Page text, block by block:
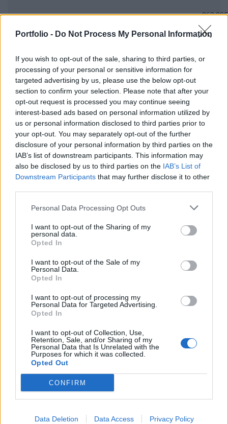
Portfolio - Do Not Process My Personal Information
If you wish to opt-out of the sale, sharing to third parties, or
processing of your personal or sensitive information for
targeted advertising by us, please use the below opt-out
section to confirm your selection. Please note that after your
opt-out request is processed you may continue seeing
interest-based ads based on personal information utilized by
us or personal information disclosed to third parties prior to
your opt-out. You may separately opt-out of the further
disclosure of your personal information by third parties on the
IAB’s list of downstream participants. This information may
also be disclosed by us to third parties on the IAB’s List of
Downstream Participants that may further disclose it to other
Personal Data Processing Opt Outs
I want to opt-out of the Sharing of my
personal data.
Opted In
I want to opt-out of the Sale of my
Personal Data.
Opted In
I want to opt-out of processing my
Personal Data for Targeted Advertising.
Opted In
I want to opt-out of Collection, Use,
Retention, Sale, and/or Sharing of my
Personal Data that Is Unrelated with the
Purposes for which it was collected.
Opted Out
CONFIRM
Data Deletion Data Access Privacy Policy
263 295
2026. 07. 25. 13:27
2024. 10. 10. 11:04
Wizz Air részvényesek topikja
2026. 07. 24. 23:33
UTOLSÓ 20 HOZZÁSZÓLÁS
Ezüst
2026. 07. 14. 23:06
Ő teszi ki, de csak copyzza külföldi face csoportokból...
Wizz Air részvényesek topikja
2026. 06. 16. 09:13
#4930
olaj ha valamennyire visszatér, csak töredéke lesz a szállítás, mint
korábban. A Barátság évei meg vannak számlálva, nagyon
gázból is, közben folyik a megújulók rohamos terjedése.
Európának stratégiai érdeke leválni az orosz olajról, és remélem
nem követi el még egyszer azt a hibát, hogy az általa kifizetett